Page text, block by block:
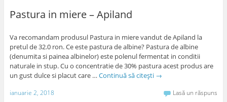
Pastura in miere – Apiland
Va recomandam produsul Pastura in miere vandut de Apiland la
pretul de 32.0 ron. Ce este pastura de albine? Pastura de albine
(denumita si painea albinelor) este polenul fermentat in conditii
naturale in stup. Cu o concentratie de 30% pastura acest produs are
un gust dulce si placut care … Continuă să citești →
ianuarie 2, 2018 Lasă un răspuns